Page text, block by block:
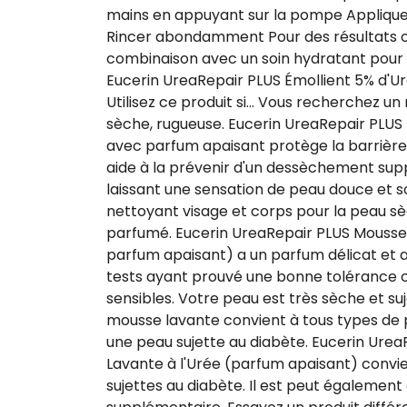
mains en appuyant sur la pompe
Rincer abondamment Pour des résultats
combinaison avec un soin hydratant
Eucerin UreaRepair PLUS Émollient 5%
Utilisez ce produit si… Vous recherchez
sèche, rugueuse. Eucerin UreaRepair
avec parfum apaisant protège la
aide à la prévenir d'un dessèchement
laissant une sensation de peau douce et
nettoyant visage et corps pour la peau
parfumé. Eucerin UreaRepair PLUS
parfum apaisant) a un parfum délicat et
tests ayant prouvé une bonne tolérance
sensibles. Votre peau est très sèche et
mousse lavante convient à tous types de
une peau sujette au diabète. Eucerin
Lavante à l'Urée (parfum apaisant)
sujettes au diabète. Il est peut